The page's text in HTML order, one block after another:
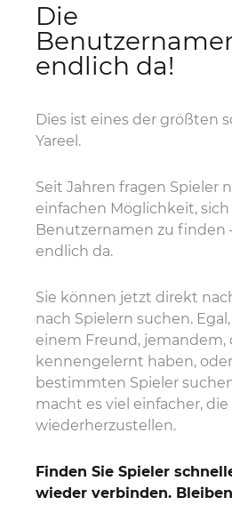
Die
endlich da!
Dies ist eines der größten
Yareel.
Seit Jahren fragen Spieler
einfachen Möglichkeit,
Benutzernamen zu finden
endlich da.
Sie können jetzt direkt
nach Spielern suchen.
einem Freund, jemandem,
kennengelernt haben,
bestimmten Spieler
macht es viel einfacher,
wiederherzustellen.
Finden Sie Spieler
wieder verbinden.